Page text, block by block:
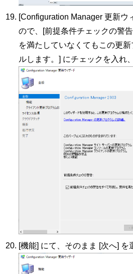
[Configuration Manager 更新ウ
ので、[前提条件チェックの警
を満たしていなくてもこの更
ルします。] にチェックを入れ
[機能] にて、そのまま [次へ] を